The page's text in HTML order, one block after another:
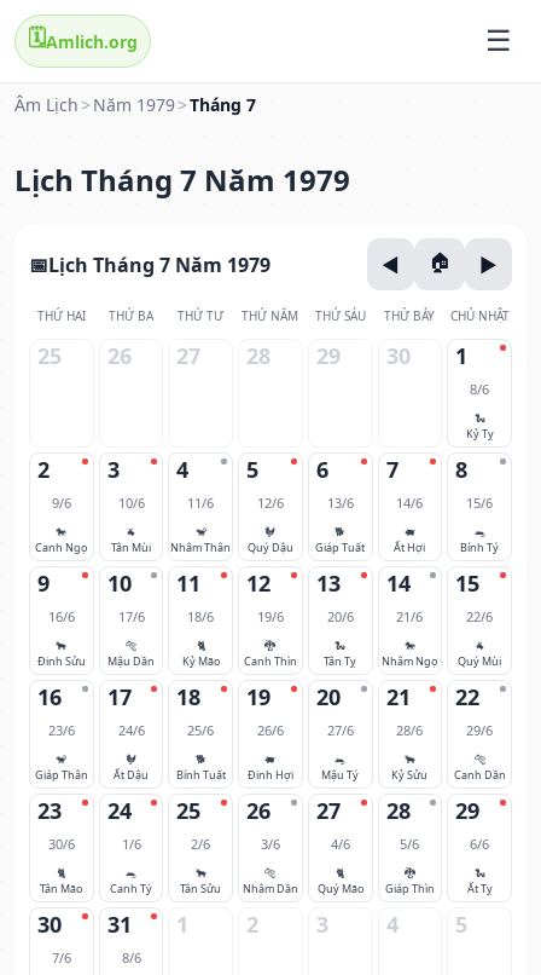
🗓️Amlich.org
Âm Lịch > Năm 1979>Tháng 7
Lịch Tháng 7 Năm 1979
Lịch Tháng 7 Năm 1979
THỨ HAI THỨ BA THỨ TƯ THỨ NĂM THỨ SÁU THỨ BẢY CHỦ NHẬT
25 26 27 28 29 30 1
8/6
🐍
Kỷ Tỵ
2
9/6
🐎
Canh Ngọ
3
10/6
🐐
Tân Mùi
4
11/6
🐒
Nhâm Thân
5
12/6
🐓
Quý Dậu
6
13/6
🐕
Giáp Tuất
7
14/6
🐖
Ất Hợi
8
15/6
🐀
Bính Tý
9
16/6
🐂
Đinh Sửu
10
17/6
🐅
Mậu Dần
11
18/6
🐈
Kỷ Mão
12
19/6
🐉
Canh Thìn
13
20/6
🐍
Tân Tỵ
14
21/6
🐎
Nhâm Ngọ
15
22/6
🐐
Quý Mùi
16
23/6
🐒
Giáp Thân
17
24/6
🐓
Ất Dậu
18
25/6
🐕
Bính Tuất
19
26/6
🐖
Đinh Hợi
20
27/6
🐀
Mậu Tý
21
28/6
🐂
Kỷ Sửu
22
29/6
🐅
Canh Dần
23
30/6
🐈
Tân Mão
24
1/6
🐀
Canh Tý
25
2/6
🐂
Tân Sửu
26
3/6
🐅
Nhâm Dần
27
4/6
🐈
Quý Mão
28
5/6
🐉
Giáp Thìn
29
6/6
🐍
Ất Tỵ
30
7/6
31
8/6
1 2 3 4 5